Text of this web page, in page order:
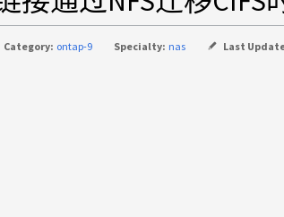
Category: ontap-9 Specialty: nas Last